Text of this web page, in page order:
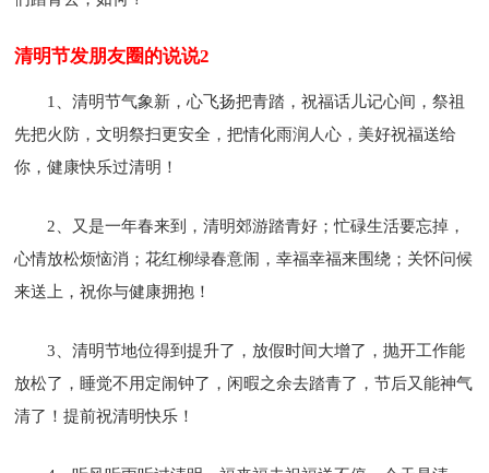
清明节发朋友圈的说说2
1、清明节气象新，心飞扬把青踏，祝福话儿记心间，祭祖
先把火防，文明祭扫更安全，把情化雨润人心，美好祝福送给
你，健康快乐过清明！
2、又是一年春来到，清明郊游踏青好；忙碌生活要忘掉，
心情放松烦恼消；花红柳绿春意闹，幸福幸福来围绕；关怀问候
来送上，祝你与健康拥抱！
3、清明节地位得到提升了，放假时间大增了，抛开工作能
放松了，睡觉不用定闹钟了，闲暇之余去踏青了，节后又能神气
清了！提前祝清明快乐！